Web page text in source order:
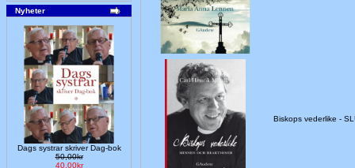
Nyheter
Dags systrar skriver Dag-bok
50,00kr
40,00kr
Biskops vederlike -